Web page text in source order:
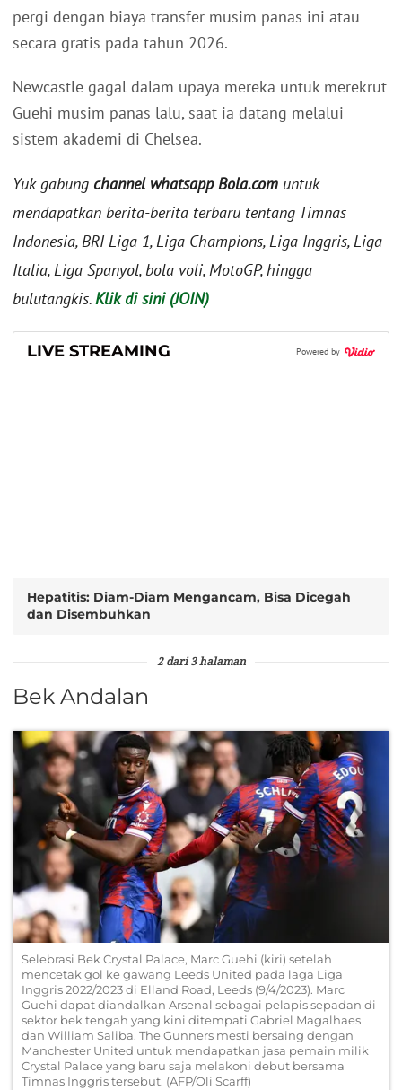
pergi dengan biaya transfer musim panas ini atau
secara gratis pada tahun 2026.
Newcastle gagal dalam upaya mereka untuk merekrut
Guehi musim panas lalu, saat ia datang melalui
sistem akademi di Chelsea.
Yuk gabung channel whatsapp Bola.com untuk
mendapatkan berita-berita terbaru tentang Timnas
Indonesia, BRI Liga 1, Liga Champions, Liga Inggris, Liga
Italia, Liga Spanyol, bola voli, MotoGP, hingga
bulutangkis.Klik di sini (JOIN)
LIVE STREAMING Powered by
Hepatitis: Diam-Diam Mengancam, Bisa Dicegah
dan Disembuhkan
2 dari 3 halaman
Bek Andalan
Selebrasi Bek Crystal Palace, Marc Guehi (kiri) setelah
mencetak gol ke gawang Leeds United pada laga Liga
Inggris 2022/2023 di Elland Road, Leeds (9/4/2023). Marc
Guehi dapat diandalkan Arsenal sebagai pelapis sepadan di
sektor bek tengah yang kini ditempati Gabriel Magalhaes
dan William Saliba. The Gunners mesti bersaing dengan
Manchester United untuk mendapatkan jasa pemain milik
Crystal Palace yang baru saja melakoni debut bersama
Timnas Inggris tersebut. (AFP/Oli Scarff)